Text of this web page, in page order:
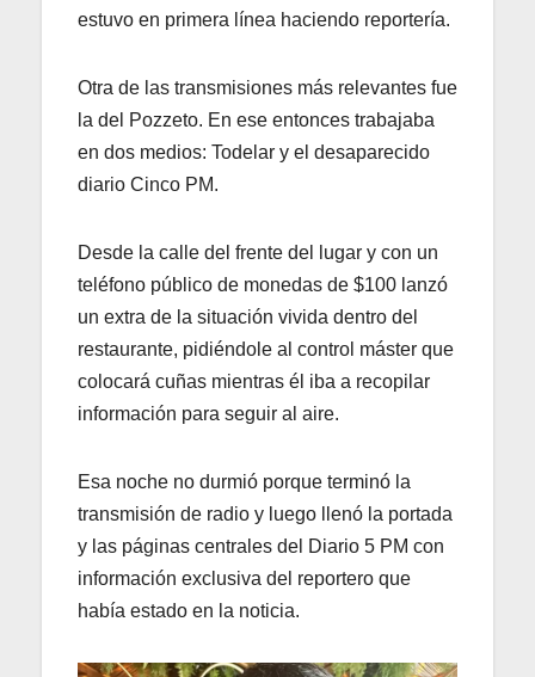
estuvo en primera línea haciendo reportería.
Otra de las transmisiones más relevantes fue
la del Pozzeto. En ese entonces trabajaba
en dos medios: Todelar y el desaparecido
diario Cinco PM.
Desde la calle del frente del lugar y con un
teléfono público de monedas de $100 lanzó
un extra de la situación vivida dentro del
restaurante, pidiéndole al control máster que
colocará cuñas mientras él iba a recopilar
información para seguir al aire.
Esa noche no durmió porque terminó la
transmisión de radio y luego llenó la portada
y las páginas centrales del Diario 5 PM con
información exclusiva del reportero que
había estado en la noticia.